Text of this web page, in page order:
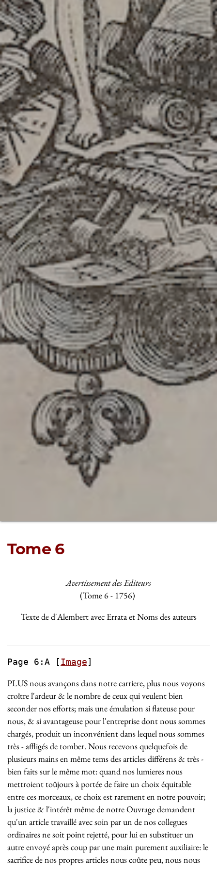
Tome 6
Avertissement des Editeurs
(Tome 6 - 1756)
Texte de d'Alembert avec Errata et Noms des auteurs
Page 6:A [Image]
PLUS nous avançons dans notre carriere, plus nous voyons
croître l'ardeur & le nombre de ceux qui veulent bien
seconder nos efforts; mais une émulation si flateuse pour
nous, & si avantageuse pour l'entreprise dont nous sommes
chargés, produit un inconvénient dans lequel nous sommes
très - affligés de tomber. Nous recevons quelquefois de
plusieurs mains en même tems des articles différens & très -
bien faits sur le même mot: quand nos lumieres nous
mettroient toûjours à portée de faire un choix équitable
entre ces morceaux, ce choix est rarement en notre pouvoir;
la justice & l'intérêt même de notre Ouvrage demandent
qu'un article travaillé avec soin par un de nos collegues
ordinaires ne soit point rejetté, pour lui en substituer un
autre envoyé après coup par une main purement auxiliaire: le
sacrifice de nos propres articles nous coûte peu, nous nous